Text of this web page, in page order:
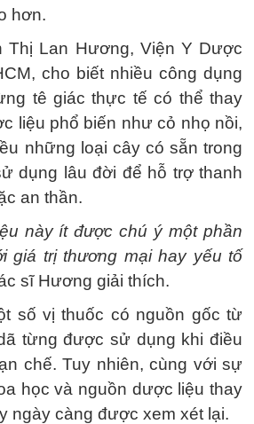
hơn.
Thị Lan Hương, Viện Y Dược
cho biết nhiều công dụng
tê giác thực tế có thể thay
liệu phổ biến như cỏ nhọ nồi,
những loại cây có sẵn trong
dụng lâu đời để hỗ trợ thanh
an thần.
này ít được chú ý một phần
giá trị thương mại hay yếu tố
sĩ Hương giải thích.
số vị thuốc có nguồn gốc từ
từng được sử dụng khi điều
chế. Tuy nhiên, cùng với sự
học và nguồn dược liệu thay
ngày càng được xem xét lại.